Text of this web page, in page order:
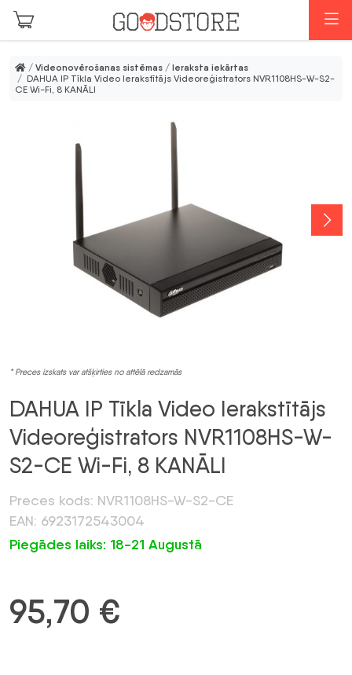
Skip to main content
/ Videonovērošanas sistēmas / Ieraksta iekārtas
/ DAHUA IP Tīkla Video Ierakstītājs Videoreģistrators NVR1108HS-W-S2-
CE Wi-Fi, 8 KANĀLI
* Preces izskats var atšķirties no attēlā redzamās
DAHUA IP Tīkla Video Ierakstītājs
Videoreģistrators NVR1108HS-W-
S2-CE Wi-Fi, 8 KANĀLI
Preces kods: NVR1108HS-W-S2-CE
EAN: 6923172543004
Piegādes laiks: 18-21 Augustā
95,70 €